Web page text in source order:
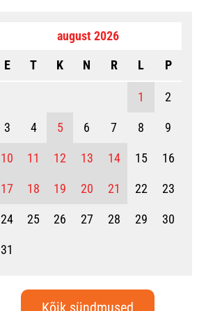
august 2026
E
T K N R L P
1 2
3 4 5 6 7 8 9
10 11 12 13 14 15 16
17 18 19 20 21 22 23
24 25 26 27 28 29 30
31
Kõik sündmused